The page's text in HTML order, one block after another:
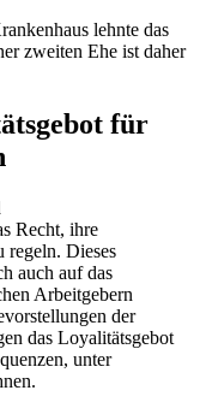
lehnte das
zweiten Ehe ist daher
für
Recht, ihre
regeln. Dieses
auch auf das
Arbeitgebern
der
das Loyalitätsgebot
unter